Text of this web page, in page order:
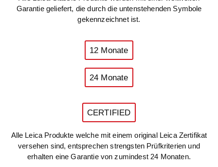
Garantie geliefert, die durch die untenstehenden Symbole
gekennzeichnet ist.
12 Monate
24 Monate
CERTIFIED
Alle Leica Produkte welche mit einem original Leica Zertifikat
versehen sind, entsprechen strengsten Prüfkriterien und
erhalten eine Garantie von zumindest 24 Monaten.